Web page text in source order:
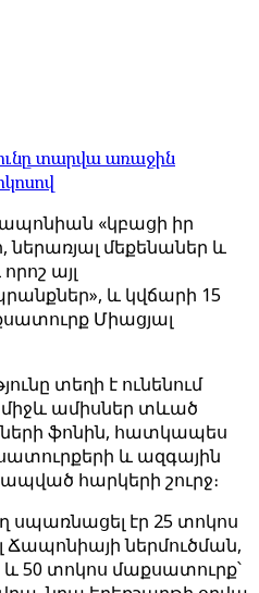
տարվա առաջին
«կբացի իր
մեքենաներ և
այլ
և կվճարի 15
Միացյալ
տեղի է ունենում
միջև ամիսներ տևած
ֆոնին, հատկապես
և ազգային
հարկերի շուրջ։
էր 25 տոկոս
ներմուծման,
և 50 տոկոս մաքսատուրք՝